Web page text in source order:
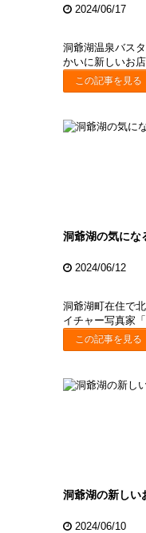
2024/06/17
洞爺湖温泉バス
かいに新しいお
この記事を見る
洞爺湖の気に
2024/06/12
洞爺湖町在住で
イチャー写真家
この記事を見る
洞爺湖の新し
2024/06/10